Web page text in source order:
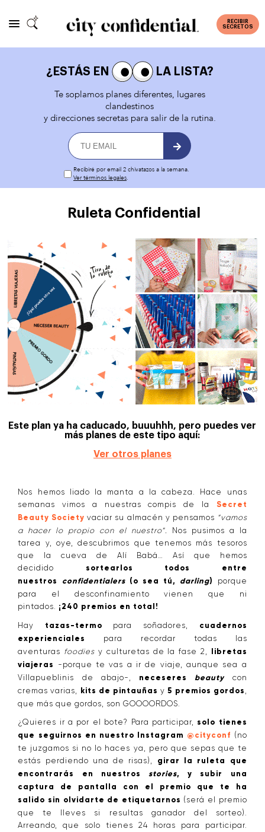
RECIBIR
SECRETOS
¿ESTÁS EN
LA LISTA?
Te soplamos planes diferentes, lugares
clandestinos
y direcciones secretas para salir de la rutina.
Recibiré por email 2 chivatazos a la semana.
Ver términos legales.
Ruleta Confidential
Este plan ya ha caducado, buuuhhh, pero puedes ver
más planes de este tipo aquí:
Ver otros planes
Nos hemos liado la manta a la cabeza. Hace unas
semanas vimos a nuestras compis de la Secret
Beauty Society vaciar su almacén y pensamos “vamos
a hacer lo propio con el nuestro”. Nos pusimos a la
tarea y, oye, descubrimos que tenemos más tesoros
que la cueva de Alí Babá… Así que hemos
decidido sortearlos todos entre
nuestros confidentialers (o sea tú, darling)
porque
para el desconfinamiento vienen que ni
pintados.
¡240 premios en total!
Hay tazas-termo para soñadores, cuadernos
experienciales para recordar todas las
aventuras foodies y culturetas de la fase 2,
libretas
viajeras
-porque te vas a ir de viaje, aunque sea a
Villapueblinis de abajo-, neceseresbeauty
con
cremas varias,
kits de pintauñas y5 premios gordos
que más que gordos, son GOOOORDOS.
¿Quieres ir a por el bote? Para participar,solo tienes
que seguirnos en nuestro Instagram @cityconf (no
te juzgamos si no lo haces ya, pero que sepas que te
estás perdiendo una de risas), girar la ruleta que
encontrarás en nuestros stories, y subir una
captura de pantalla con el premio que te ha
salido sin olvidarte de etiquetarnos (será el premio
que te lleves si resultas ganador del sorteo).
Arreando, que solo tienes 24 horas para participar.